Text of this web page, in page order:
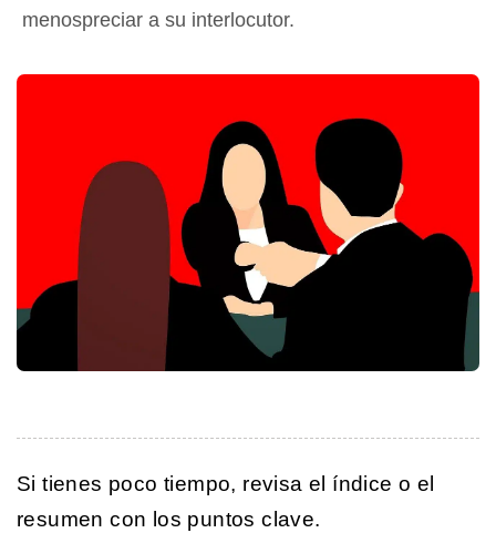
menospreciar a su interlocutor.
Si tienes poco tiempo, revisa el índice o el
resumen con los puntos clave.